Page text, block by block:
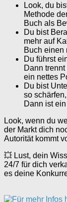
Look, du
Methode
Buch als
Du bist
mehr auf
Buch einen
Du führst
Dann
ein nettes
Du bist
so
Dann ist
Look, wenn du
der Markt dich
Autorität kommt
💥 Lust, dein
24/7 für dich
es deine